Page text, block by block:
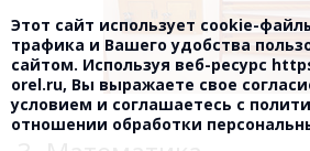
Этот сайт использует cookie-
трафика и Вашего удобства
сайтом. Используя веб-ресурс
orel.ru, Вы выражаете свое
условием и соглашаетесь с
отношении обработки